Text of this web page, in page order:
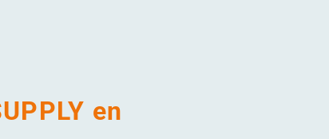
en